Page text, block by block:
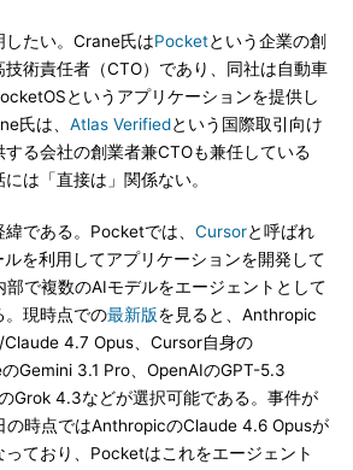
たい。Crane氏はPocketという企業の創
技術責任者（CTO）であり、同社は自動車
というアプリケーションを提供し
氏は、 Atlas Verifiedという国際取引向け
る会社の創業者兼CTOも兼任している
は「直接は」関係ない。
である。Pocketでは、 Cursorと呼ばれ
を利用してアプリケーションを開発して
で複数のAIモデルをエージェントとして
。現時点での最新版を見ると、Anthropic
4.7 Opus、Cursor自身の
Gemini 3.1 Pro、OpenAIのGPT-5.3
Grok 4.3などが選択可能である。事件が
の時点ではAnthropicのClaude 4.6 Opusが
ており、Pocketはこれをエージェント